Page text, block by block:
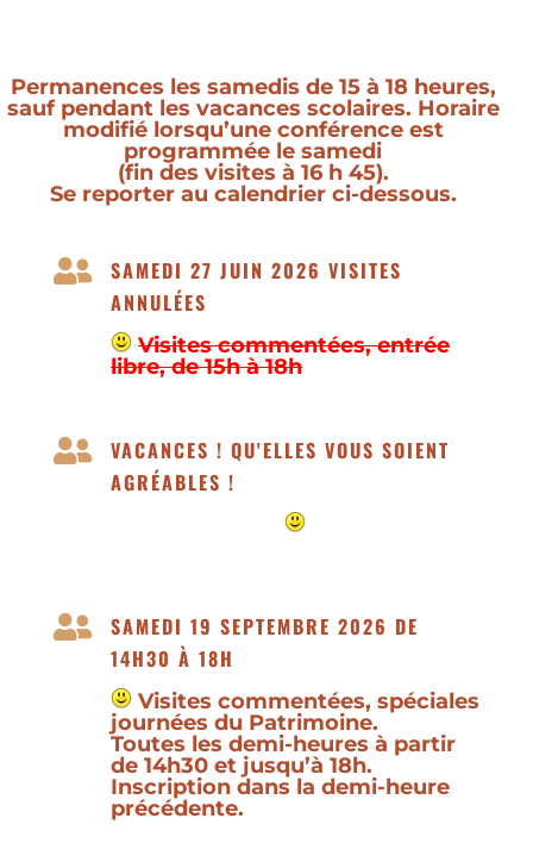
Permanences les samedis de 15 à 18 heures,
sauf pendant les vacances scolaires. Horaire
modifié lorsqu’une conférence est
programmée le samedi
(fin des visites à 16 h 45).
Se reporter au calendrier ci-dessous.

SAMEDI 27 JUIN 2026 VISITES
ANNULÉES
Visites commentées, entrée
libre, de 15h à 18h

VACANCES ! QU'ELLES VOUS SOIENT
AGRÉABLES !

SAMEDI 19 SEPTEMBRE 2026 DE
14H30 À 18H
Visites commentées, spéciales
journées du Patrimoine.
Toutes les demi-heures à partir
de 14h30 et jusqu’à 18h.
Inscription dans la demi-heure
précédente.